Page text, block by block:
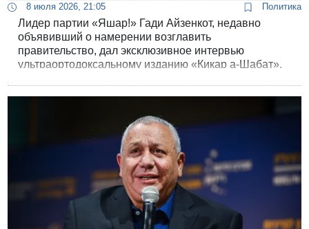
8 июля 2026, 21:05 Политика
Лидер партии «Яшар!» Гади Айзенкот, недавно
объявивший о намерении возглавить
правительство, дал эксклюзивное интервью
ультраортодоксальному изданию «Кикар а-Шабат»,